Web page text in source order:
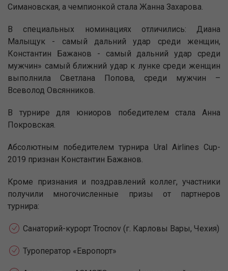
Симановская, а чемпионкой стала Жанна Захарова.
В специальных номинациях отличились: Диана
Малыщук - самый дальний удар среди женщин,
Константин Бажанов - самый дальний удар среди
мужчин» самый ближний удар к лунке среди женщин
выполнила Светлана Попова, среди мужчин –
Всеволод Овсянников.
В турнире для юниоров победителем стала Анна
Покровская.
Абсолютным победителем турнира Ural Airlines Cup-
2019 признан Константин Бажанов.
Кроме признания и поздравлений коллег, участники
получили многочисленные призы от партнеров
турнира:
Санаторий-курорт Trocnov (г. Карловы Вары, Чехия)
Туроператор «Европорт»